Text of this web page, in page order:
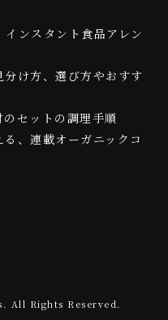
ンスタント食品アレン
け方、選び方やおすす
セットの調理手順
、連載オーガニックコ
All Rights Reserved.